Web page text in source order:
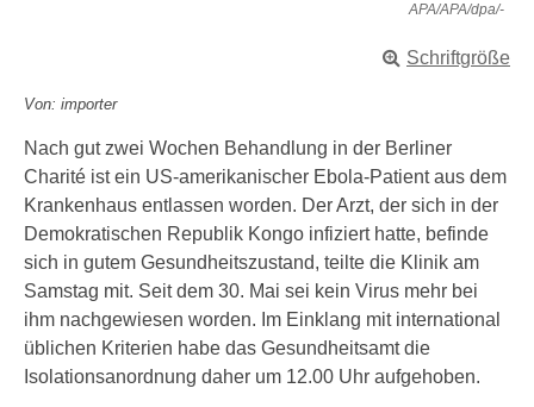
APA/APA/dpa/-
Schriftgröße
Von: importer
Nach gut zwei Wochen Behandlung in der Berliner
Charité ist ein US-amerikanischer Ebola-Patient aus dem
Krankenhaus entlassen worden. Der Arzt, der sich in der
Demokratischen Republik Kongo infiziert hatte, befinde
sich in gutem Gesundheitszustand, teilte die Klinik am
Samstag mit. Seit dem 30. Mai sei kein Virus mehr bei
ihm nachgewiesen worden. Im Einklang mit international
üblichen Kriterien habe das Gesundheitsamt die
Isolationsanordnung daher um 12.00 Uhr aufgehoben.